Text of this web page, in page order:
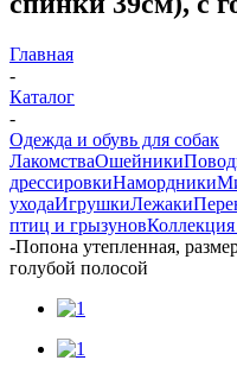
Главная
-
Каталог
-
Одежда и обувь для собак
ЛакомстваОшейники
дрессировкиНамордники
уходаИгрушкиЛежаки
птиц и грызунов
-Попона утепленная,
голубой полосой